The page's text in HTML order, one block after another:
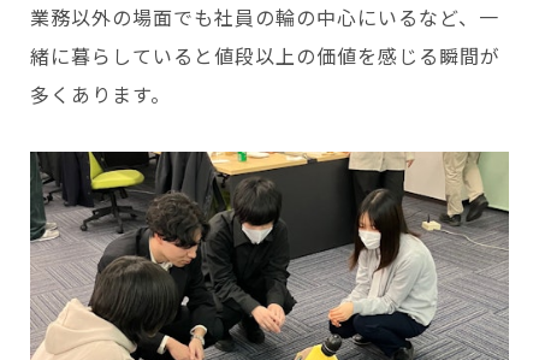
業務以外の場面でも社員の輪の中心にいるなど、一
緒に暮らしていると値段以上の価値を感じる瞬間が
多くあります。